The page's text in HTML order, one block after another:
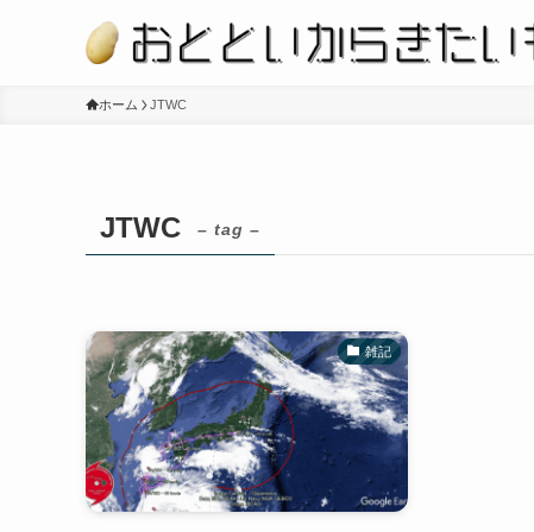
ホーム JTWC
JTWC – tag –
雑記